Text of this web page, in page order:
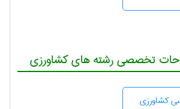
تخصصی رشته های کشاورزی
كشاورزی